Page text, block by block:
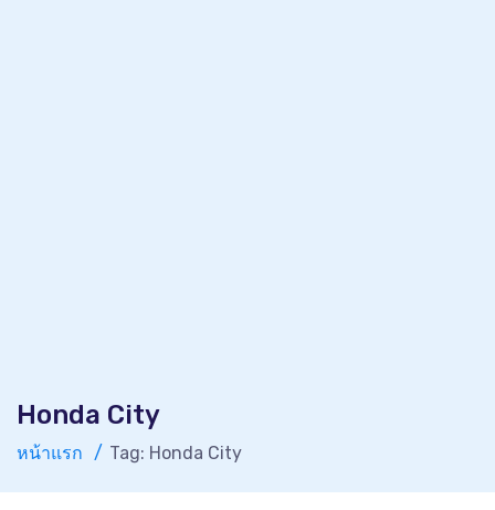
Honda City
หน้าแรก Tag: Honda City